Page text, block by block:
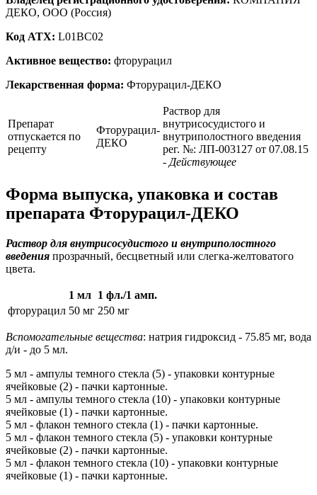
ДЕКО, ООО (Россия)
Код ATX: L01BC02
Активное вещество: фторурацил
Лекарственная форма: Фторурацил-ДЕКО
Препарат
отпускается по
рецепту
Фторурацил-
ДЕКО
Раствор для
внутрисосудистого и
внутриполостного введения
рег. №: ЛП-003127 от 07.08.15
- Действующее
Форма выпуска, упаковка и состав
препарата Фторурацил-ДЕКО
Раствор для внутрисосудистого и внутриполостного
введения прозрачный, бесцветный или слегка-желтоватого
цвета.
1 мл 1 фл./1 амп.
фторурацил 50 мг 250 мг
Вспомогательные вещества: натрия гидроксид - 75.85 мг, вода
д/и - до 5 мл.
5 мл - ампулы темного стекла (5) - упаковки контурные
ячейковые (2) - пачки картонные.
5 мл - ампулы темного стекла (10) - упаковки контурные
ячейковые (1) - пачки картонные.
5 мл - флакон темного стекла (1) - пачки картонные.
5 мл - флакон темного стекла (5) - упаковки контурные
ячейковые (2) - пачки картонные.
5 мл - флакон темного стекла (10) - упаковки контурные
ячейковые (1) - пачки картонные.